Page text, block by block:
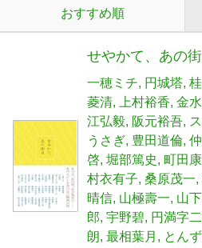
おすすめ順
せやかて、あの
一穂ミチ 円城塔
菱清
上村裕香 金
江弘毅 阪元裕吾
うさぎ 豊田道倫
啓 堀部篤史 町田康
村衣有子 桑原茂一
晴信 山極壽一 山
郎 宇野碧 円満字
朗 最相葉月 とんず